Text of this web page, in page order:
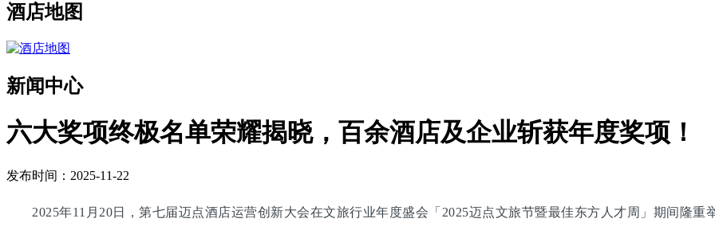
酒店地图
新闻中心
六大奖项终极名单荣耀揭晓，百余酒店及企业斩获年度奖项！
发布时间：2025-11-22
2025年11月20日，第七届迈点酒店运营创新大会在文旅行业年度盛会「2025迈点文旅节暨最佳东方人才周」期间隆重